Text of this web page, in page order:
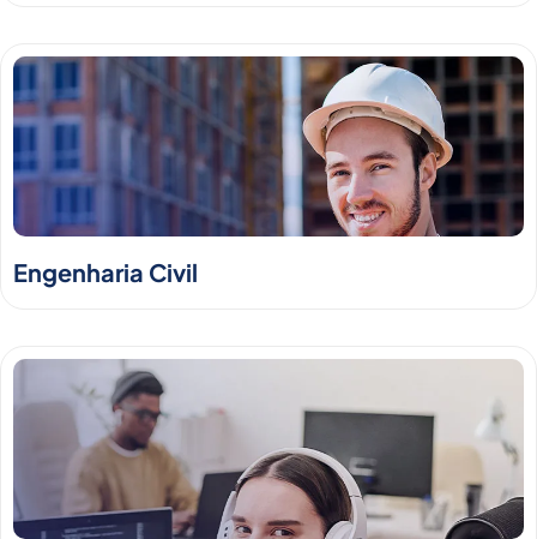
Engenharia Civil